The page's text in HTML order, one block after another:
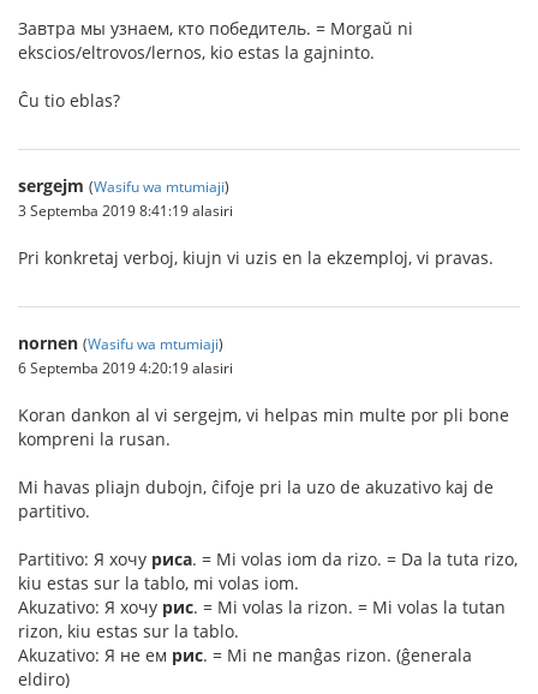
Завтра мы узнаем, кто победитель. = Morgaŭ ni
ekscios/eltrovos/lernos, kio estas la gajninto.
Ĉu tio eblas?
sergejm (Wasifu wa mtumiaji)
3 Septemba 2019 8:41:19 alasiri
Pri konkretaj verboj, kiujn vi uzis en la ekzemploj, vi pravas.
nornen (Wasifu wa mtumiaji)
6 Septemba 2019 4:20:19 alasiri
Koran dankon al vi sergejm, vi helpas min multe por pli bone
kompreni la rusan.
Mi havas pliajn dubojn, ĉifoje pri la uzo de akuzativo kaj de
partitivo.
Partitivo: Я хочу риса. = Mi volas iom da rizo. = Da la tuta rizo,
kiu estas sur la tablo, mi volas iom.
Akuzativo: Я хочу рис. = Mi volas la rizon. = Mi volas la tutan
rizon, kiu estas sur la tablo.
Akuzativo: Я не ем рис. = Mi ne manĝas rizon. (ĝenerala
eldiro)